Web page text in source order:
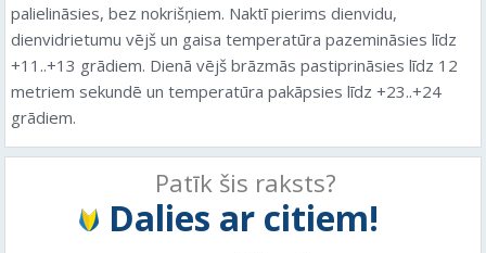
palielināsies, bez nokrišņiem. Naktī pierims dienvidu,
dienvidrietumu vējš un gaisa temperatūra pazemināsies līdz
+11..+13 grādiem. Dienā vējš brāzmās pastiprināsies līdz 12
metriem sekundē un temperatūra pakāpsies līdz +23..+24
grādiem.
Patīk šis raksts?
Dalies ar citiem!